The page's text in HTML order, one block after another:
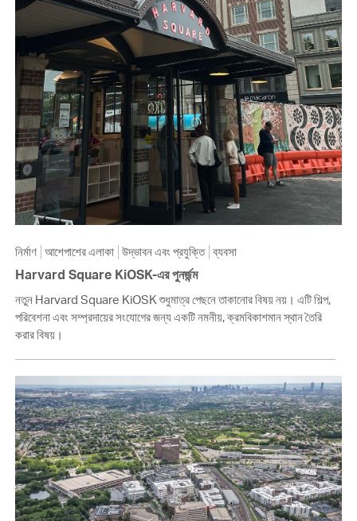
নির্মাণ আশেপাশের এলাকা উদ্ভাবন এবং প্রযুক্তি ব্যবসা
Harvard Square KiOSK-এর পুনর্জন্ম
নতুন Harvard Square KiOSK শুধুমাত্র পেছনে তাকানোর বিষয় নয়। এটি শিল্প,
পরিবেশনা এবং সম্প্রদায়ের সংযোগের জন্য একটি নমনীয়, ক্রমবিকাশমান স্থান তৈরি
করার বিষয়।